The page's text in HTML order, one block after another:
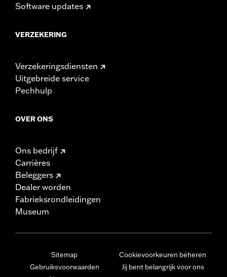
Software updates
VERZEKERING
Verzekeringsdiensten
Uitgebreide service
Pechhulp
OVER ONS
Ons bedrijf
Carrières
Beleggers
Dealer worden
Fabrieksrondleidingen
Museum
Sitemap
Gebruiksvoorwaarden
Cookievoorkeuren beheren
Jij bent belangrijk voor ons